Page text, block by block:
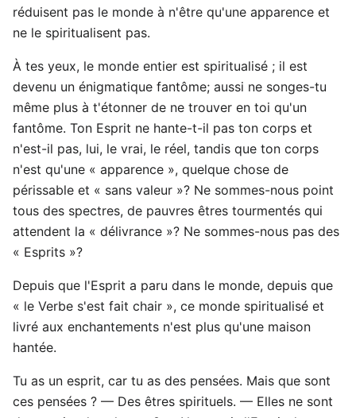
réduisent pas le monde à n'être qu'une apparence et
ne le spiritualisent pas.
À tes yeux, le monde entier est spiritualisé ; il est
devenu un énigmatique fantôme; aussi ne songes-tu
même plus à t'étonner de ne trouver en toi qu'un
fantôme. Ton Esprit ne hante-t-il pas ton corps et
n'est-il pas, lui, le vrai, le réel, tandis que ton corps
n'est qu'une « apparence », quelque chose de
périssable et « sans valeur »? Ne sommes-nous point
tous des spectres, de pauvres êtres tourmentés qui
attendent la « délivrance »? Ne sommes-nous pas des
« Esprits »?
Depuis que l'Esprit a paru dans le monde, depuis que
« le Verbe s'est fait chair », ce monde spiritualisé et
livré aux enchantements n'est plus qu'une maison
hantée.
Tu as un esprit, car tu as des pensées. Mais que sont
ces pensées ? — Des êtres spirituels. — Elles ne sont